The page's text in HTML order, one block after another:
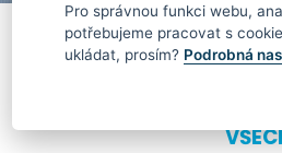
PROFIL SPOLEČNOSTI
Pro správnou funkci webu,
potřebujeme pracovat s
ukládat, prosím? Podrobná